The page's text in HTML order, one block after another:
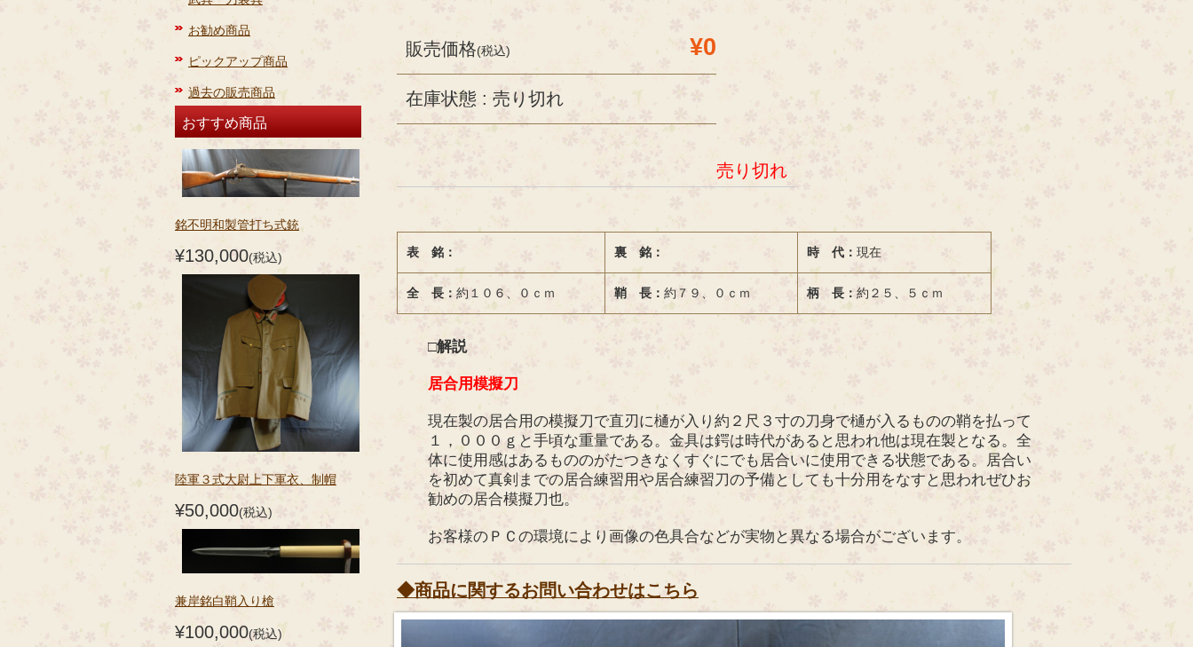
お勧め商品
ピックアップ商品
過去の販売商品
おすすめ商品
銘不明和製管打ち式銃
¥130,000(税込)
陸軍３式大尉上下軍衣、制帽
¥50,000(税込)
兼岸銘白鞘入り槍
¥100,000(税込)
販売価格(税込) ¥0
在庫状態 : 売り切れ
売り切れ
表 銘： 裏 銘： 時 代： 現在
全 長： 約１０６、０ｃｍ 鞘 長： 約７９、０ｃｍ 柄 長： 約２５、５ｃｍ
□解説
居合用模擬刀
現在製の居合用の模擬刀で直刃に樋が入り約２尺３寸の刀身で樋が入るものの鞘を払って
１，０００ｇと手頃な重量である。金具は鍔は時代があると思われ他は現在製となる。全
体に使用感はあるもののがたつきなくすぐにでも居合いに使用できる状態である。居合い
を初めて真剣までの居合練習用や居合練習刀の予備としても十分用をなすと思われぜひお
勧めの居合模擬刀也。
お客様のＰＣの環境により画像の色具合などが実物と異なる場合がございます。
◆商品に関するお問い合わせはこちら